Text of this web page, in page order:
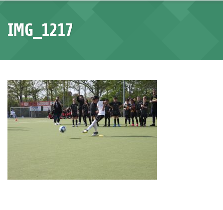
IMG_1217